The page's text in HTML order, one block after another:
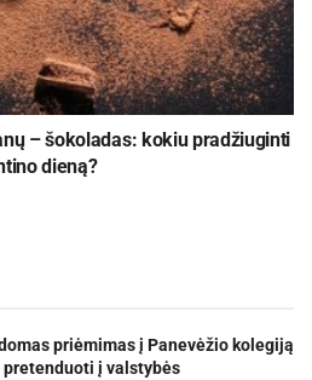
– šokoladas: kokiu pradžiuginti
dieną?
priėmimas į Panevėžio kolegiją
pretenduoti į valstybės